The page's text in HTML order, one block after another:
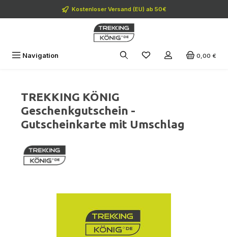
Zum Hauptinhalt springenKostenloser Versand (EU) ab 50€
Navigation 0,00 €
TREKKING KÖNIG
Geschenkgutschein -
Gutscheinkarte mit Umschlag